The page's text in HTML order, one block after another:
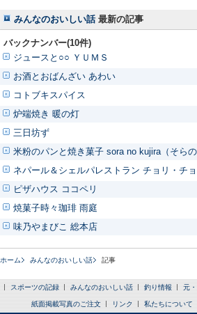
みんなのおいしい話 最新の記事
バックナンバー(10件)
ジュースと○○ ＹＵＭＳ
お酒とおばんざい あわい
コトブキスパイス
炉端焼き 暖の灯
三日坊ず
米粉のパンと焼き菓子 sora no kujira（そら
ネパール＆シェルパレストラン チョリ・チ
ピザハウス ココペリ
焼菓子時々珈琲 雨庭
味乃やまびこ 総本店
ホーム みんなのおいしい話 記事
スポーツの記録 みんなのおいしい話 釣り情報 元
紙面掲載写真のご注文 リンク 私たちについて